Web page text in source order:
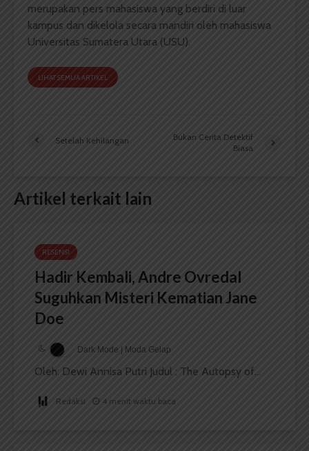
merupakan pers mahasiswa yang berdiri di luar
kampus dan dikelola secara mandiri oleh mahasiswa
Universitas Sumatera Utara (USU).
LIHAT SEMUA ARTIKEL
Setelah Kehilangan
Bukan Cerita Detektif
Biasa
Artikel terkait lain
RESENSI
Hadir Kembali, Andre Ovredal
Suguhkan Misteri Kematian Jane
Doe
Dark Mode | Moda Gelap
Oleh: Dewi Annisa Putri Judul : The Autopsy of...
Redaksi 4 menit waktu baca